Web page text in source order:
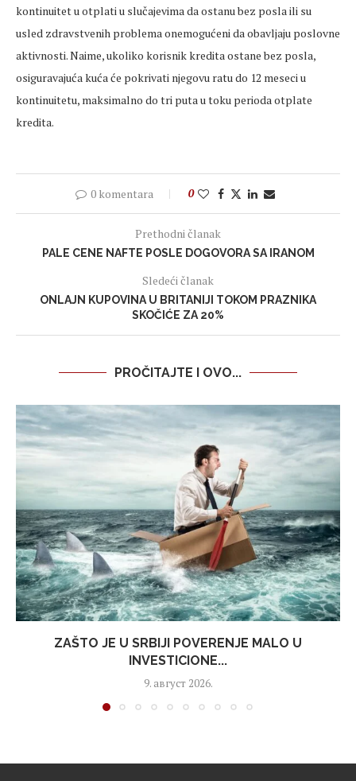
kontinuitet u otplati u slučajevima da ostanu bez posla ili su
usled zdravstvenih problema onemogućeni da obavljaju poslovne
aktivnosti. Naime, ukoliko korisnik kredita ostane bez posla,
osiguravajuća kuća će pokrivati njegovu ratu do 12 meseci u
kontinuitetu, maksimalno do tri puta u toku perioda otplate
kredita.
0 komentara 0
Prethodni članak
PALE CENE NAFTE POSLE DOGOVORA SA IRANOM
Sledeći članak
ONLAJN KUPOVINA U BRITANIJI TOKOM PRAZNIKA
SKOČIĆE ZA 20%
PROČITAJTE I OVO...
ZAŠTO JE U SRBIJI POVERENJE MALO U
INVESTICIONE...
9. август 2026.